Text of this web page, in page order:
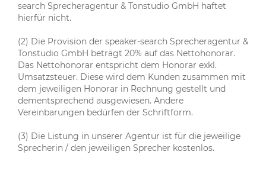
search Sprecheragentur & Tonstudio GmbH haftet
hierfür nicht.
(2) Die Provision der speaker-search Sprecheragentur &
Tonstudio GmbH beträgt 20% auf das Nettohonorar.
Das Nettohonorar entspricht dem Honorar exkl.
Umsatzsteuer. Diese wird dem Kunden zusammen mit
dem jeweiligen Honorar in Rechnung gestellt und
dementsprechend ausgewiesen. Andere
Vereinbarungen bedürfen der Schriftform.
(3) Die Listung in unserer Agentur ist für die jeweilige
Sprecherin / den jeweiligen Sprecher kostenlos.